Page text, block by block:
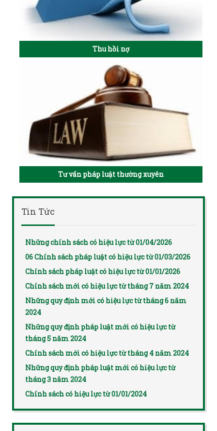
Thu hồi nợ
Tư vấn pháp luật thường xuyên
Tin Tức
Những chính sách có hiệu lực từ 01/04/2026
06 Chính sách pháp luật có hiệu lực từ 01/03/2026
Chính sách pháp luật có hiệu lực từ 01/01/2026
Chính sách mới có hiệu lực từ tháng 7 năm 2024
Những quy định mới có hiệu lực từ tháng 6 năm
2024
Những quy định pháp luật mới có hiệu lực từ
tháng 5 năm 2024
Chính sách mới có hiệu lực từ tháng 4 năm 2024
Những quy định pháp luật mới có hiệu lực từ
tháng 3 năm 2024
Chính sách có hiệu lực từ 01/01/2024